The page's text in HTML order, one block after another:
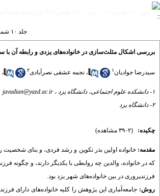
جلد ۱۰ شماره ۱ صفحات ۷۵-۶۸
بررسی اشکال مثلث‌سازی در خانواده‌های یزدی و رابطه آن با
سیدرضا جوادیان۱ ، نجمه عشقی نصرآبادی۲ ،
۱- دانشکده علوم اجتماعی، دانشگاه یزد ،
javadian@yazd.ac.ir
۲- دانشگاه یزد
چکیده: (۳۹۰۲ مشاهده)
مقدمه: خانواده اولین بذر تکوین و رشد فردی، و بنای شخصیت
که در خانواده، والدین چه روابطی با یکدیگر دارند، و
فرزندپروری در بین خانواده‌های شهر یزد بود.
روش: جامعه‌آماری این پژوهش را کلیه خانواده‌های دارای